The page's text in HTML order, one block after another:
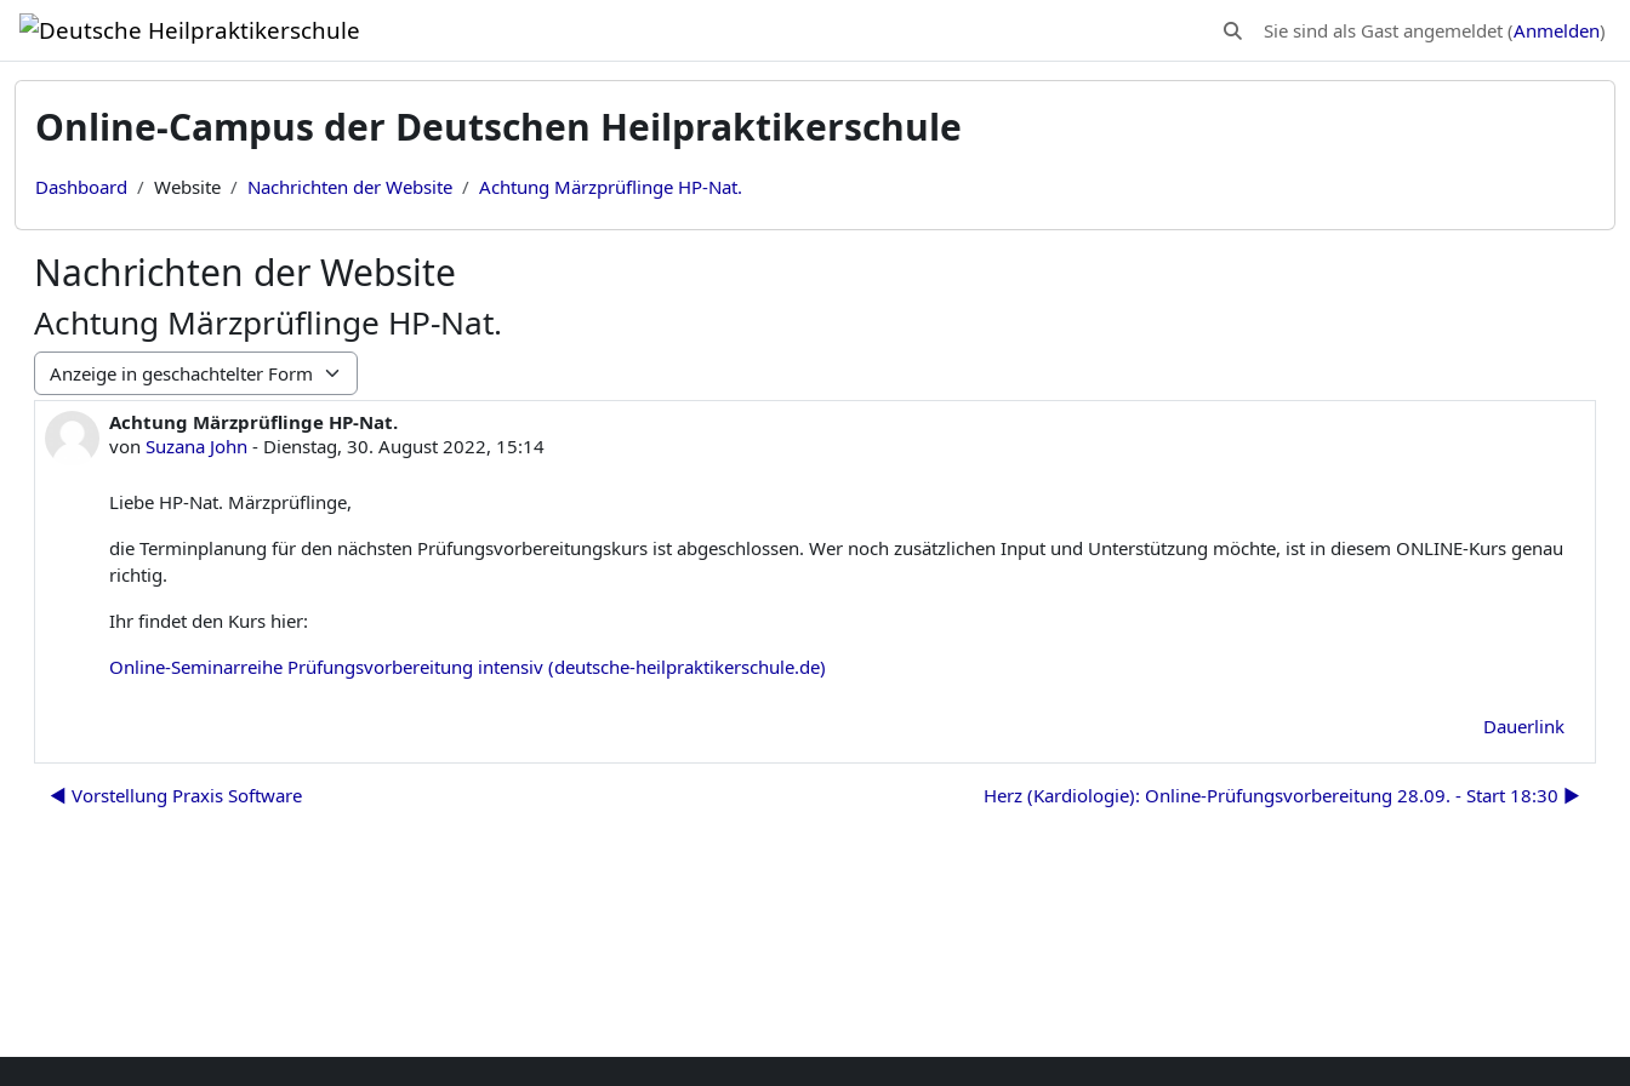
Zum Hauptinhalt
Sucheingabe umschalten
Sie sind als Gast angemeldet (Anmelden)
Online-Campus der Deutschen Heilpraktikerschule
Dashboard Website Nachrichten der Website Achtung Märzprüflinge HP-Nat.
Nachrichten der Website
Achtung Märzprüflinge HP-Nat.
Anzeigemodus
Achtung Märzprüflinge HP-Nat.
von Suzana John - Dienstag, 30. August 2022, 15:14
Anzahl Antworten: 0
Liebe HP-Nat. Märzprüflinge,
die Terminplanung für den nächsten Prüfungsvorbereitungskurs ist abgeschlossen. Wer noch zusätzlichen Input und Unterstützung möchte, ist in diesem ONLINE-Kurs genau
richtig.
Ihr findet den Kurs hier:
Online-Seminarreihe Prüfungsvorbereitung intensiv (deutsche-heilpraktikerschule.de)
Dauerlink
◀︎ Vorstellung Praxis Software Herz (Kardiologie): Online-Prüfungsvorbereitung 28.09. - Start 18:30 ▶︎